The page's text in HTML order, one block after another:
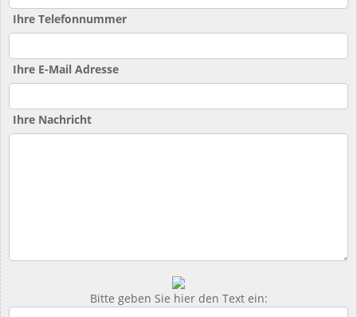
Ihre Telefonnummer
Ihre E-Mail Adresse
Ihre Nachricht
Bitte geben Sie hier den Text ein: